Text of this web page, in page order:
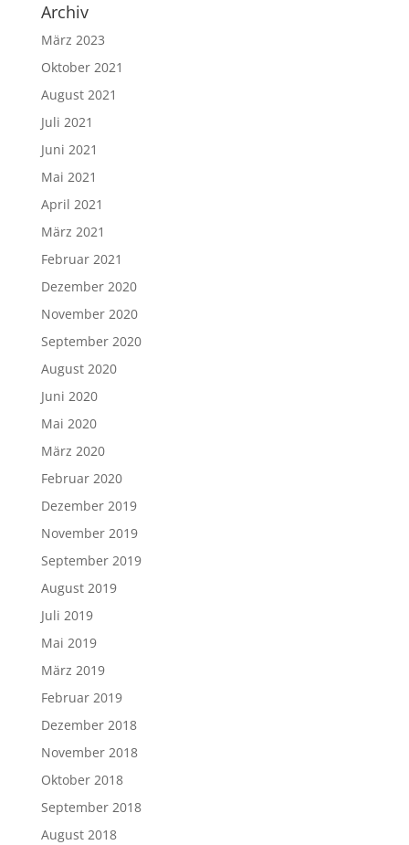
Archiv
März 2023
Oktober 2021
August 2021
Juli 2021
Juni 2021
Mai 2021
April 2021
März 2021
Februar 2021
Dezember 2020
November 2020
September 2020
August 2020
Juni 2020
Mai 2020
März 2020
Februar 2020
Dezember 2019
November 2019
September 2019
August 2019
Juli 2019
Mai 2019
März 2019
Februar 2019
Dezember 2018
November 2018
Oktober 2018
September 2018
August 2018